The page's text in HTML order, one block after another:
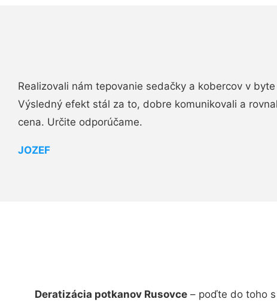
Realizovali nám tepovanie sedačky a kobercov v
Výsledný efekt stál za to, dobre komunikovali a
cena. Určite odporúčame.
JOZEF
Deratizácia potkanov Rusovce– poďte do toho s